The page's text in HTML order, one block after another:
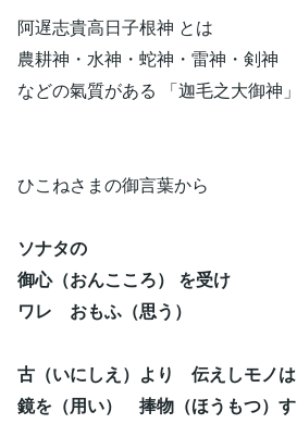
阿遅志貴高日子根神 とは
農耕神・水神・蛇神・雷神・剣神
などの氣質がある 「迦毛之大御神」
ひこねさまの御言葉から
ソナタの
御心（おんこころ） を受け
ワレ おもふ（思う）
古（いにしえ）より 伝えしモノは
鏡を（用い） 捧物（ほうもつ）す